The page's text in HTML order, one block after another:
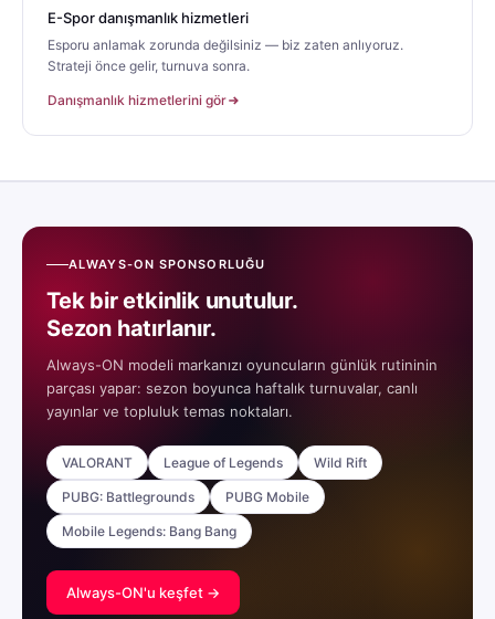
E-Spor danışmanlık hizmetleri
Esporu anlamak zorunda değilsiniz — biz zaten anlıyoruz.
Strateji önce gelir, turnuva sonra.
Danışmanlık hizmetlerini gör
ALWAYS-ON SPONSORLUĞU
Tek bir etkinlik unutulur.
Sezon hatırlanır.
Always-ON modeli markanızı oyuncuların günlük rutininin
parçası yapar: sezon boyunca haftalık turnuvalar, canlı
yayınlar ve topluluk temas noktaları.
VALORANT League of Legends Wild Rift
PUBG: Battlegrounds PUBG Mobile
Mobile Legends: Bang Bang
Always-ON'u keşfet →